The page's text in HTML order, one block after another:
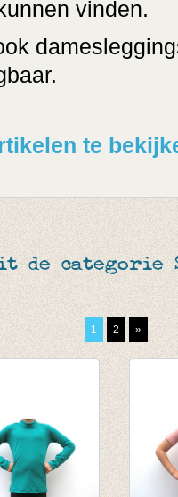
vinden.
te
de
1 2 »